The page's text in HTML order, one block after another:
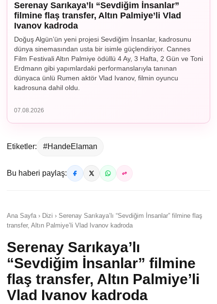
Serenay Sarıkaya’lı “Sevdiğim İnsanlar”
filmine flaş transfer, Altın Palmiye’li Vlad
Ivanov kadroda
Doğuş Algün’ün yeni projesi Sevdiğim İnsanlar, kadrosunu
dünya sinemasından usta bir isimle güçlendiriyor. Cannes
Film Festivali Altın Palmiye ödüllü 4 Ay, 3 Hafta, 2 Gün ve Toni
Erdmann gibi yapımlardaki performanslarıyla tanınan
dünyaca ünlü Rumen aktör Vlad Ivanov, filmin oyuncu
kadrosuna dahil oldu.
07.08.2026
Etiketler: #HandeElaman
Bu haberi paylaş:
Ana Sayfa › Dizi › Serenay Sarıkaya’lı “Sevdiğim İnsanlar” filmine flaş
transfer, Altın Palmiye’li Vlad Ivanov kadroda
Serenay Sarıkaya’lı
“Sevdiğim İnsanlar” filmine
flaş transfer, Altın Palmiye’li
Vlad Ivanov kadroda